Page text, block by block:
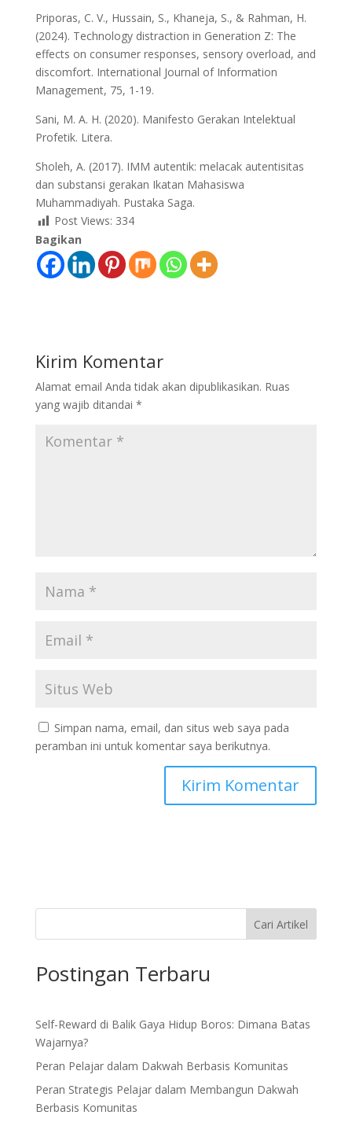
Priporas, C. V., Hussain, S., Khaneja, S., & Rahman, H.
(2024). Technology distraction in Generation Z: The
effects on consumer responses, sensory overload, and
discomfort. International Journal of Information
Management, 75, 1-19.
Sani, M. A. H. (2020). Manifesto Gerakan Intelektual
Profetik. Litera.
Sholeh, A. (2017). IMM autentik: melacak autentisitas
dan substansi gerakan Ikatan Mahasiswa
Muhammadiyah. Pustaka Saga.
Post Views: 334
Bagikan
Kirim Komentar
Alamat email Anda tidak akan dipublikasikan. Ruas
yang wajib ditandai *
Simpan nama, email, dan situs web saya pada
peramban ini untuk komentar saya berikutnya.
Cari Artikel
Postingan Terbaru
Self-Reward di Balik Gaya Hidup Boros: Dimana Batas
Wajarnya?
Peran Pelajar dalam Dakwah Berbasis Komunitas
Peran Strategis Pelajar dalam Membangun Dakwah
Berbasis Komunitas